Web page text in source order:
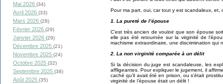
Mai 2026 (34)
Avril 2026 (33)
Mars 2026 (28)
Février 2026 (29)
Janvier 2026 (29)
Décembre 2025 (21)
Novembre 2025 (24)
Octobre 2025 (32)
Septembre 2025 (38)
Août 2025 (35)
Pour ma part, oui, car tout y est scandaleux, et,
1. La pureté de l’épouse
C’est très ancien de vouloir que son épouse
elle pas été retournée sur la virginité de
machisme extraordinaire, une discrimination qui
2. La non virginité comparée à un délit
Si la décision du juge est scandaleuse, les
affligeantes. Pour expliquer le jugement, il
caché qu’il avait été en prison, ou s’était
virginité de l’épouse était un délit !